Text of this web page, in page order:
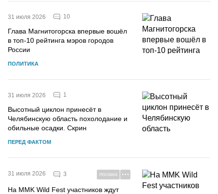
31 июля 2026 10
Глава Магнитогорска впервые вошёл
в топ-10 рейтинга мэров городов
России
ПОЛИТИКА
31 июля 2026 1
Высотный циклон принесёт в
Челябинскую область похолодание и
обильные осадки. Скрин
ПЕРЕД ФАКТОМ
31 июля 2026 3 РЕКЛАМА
На MMK Wild Fest участников ждут